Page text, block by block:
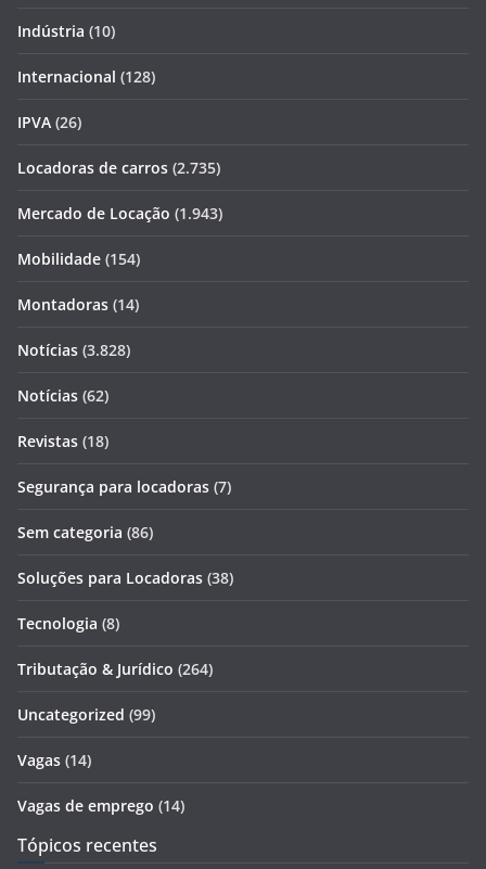
Indústria (10)
Internacional (128)
IPVA (26)
Locadoras de carros (2.735)
Mercado de Locação (1.943)
Mobilidade (154)
Montadoras (14)
Notícias (3.828)
Notícias (62)
Revistas (18)
Segurança para locadoras (7)
Sem categoria (86)
Soluções para Locadoras (38)
Tecnologia (8)
Tributação & Jurídico (264)
Uncategorized (99)
Vagas (14)
Vagas de emprego (14)
Tópicos recentes